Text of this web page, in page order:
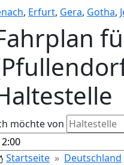
, Erfurt, Gera, Gotha,
möchte von
Startseite Deutschland